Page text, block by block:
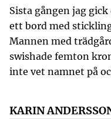
Sista gången jag
ett bord med
Mannen med
swishade femton
inte vet namnet på
KARIN